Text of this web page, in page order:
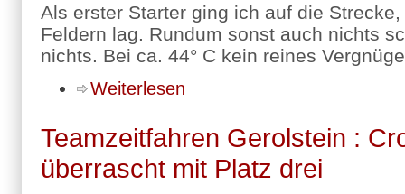
Als erster Starter ging ich auf die
Feldern lag. Rundum sonst auch nichts
nichts. Bei ca. 44° C kein reines
Weiterlesen
Teamzeitfahren Gerolstein :
überrascht mit Platz drei